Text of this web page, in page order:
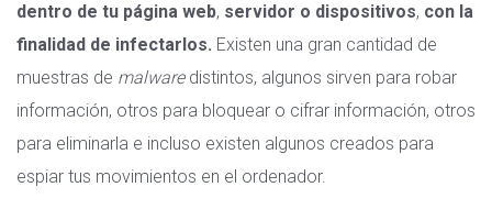
dentro de tu página web, servidor o dispositivos, con la
finalidad de infectarlos. Existen una gran cantidad de
muestras de malwaredistintos, algunos sirven para robar
información, otros para bloquear o cifrar información, otros
para eliminarla e incluso existen algunos creados para
espiar tus movimientos en el ordenador.